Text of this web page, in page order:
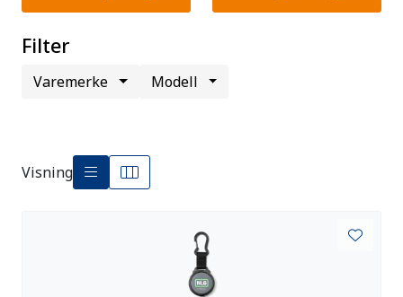
Filter
Varemerke Modell
Visning
Kontakt oss